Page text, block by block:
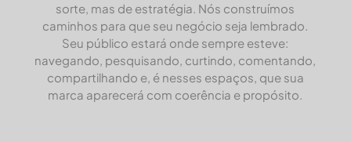
sorte, mas de estratégia. Nós construímos
caminhos para que seu negócio seja lembrado.
Seu público estará onde sempre esteve:
navegando, pesquisando, curtindo, comentando,
compartilhando e, é nesses espaços, que sua
marca aparecerá com coerência e propósito.